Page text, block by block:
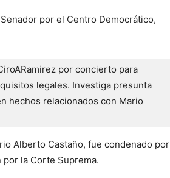
por el Centro Democrático,
por concierto para
legales. Investiga presunta
hechos relacionados con Mario
Alberto Castaño, fue condenado por
la Corte Suprema.